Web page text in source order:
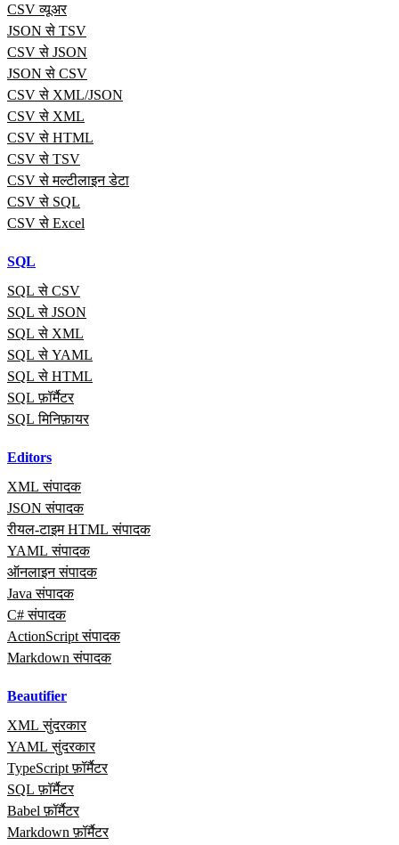
CSV व्यूअर
JSON से TSV
CSV से JSON
JSON से CSV
CSV से XML/JSON
CSV से XML
CSV से HTML
CSV से TSV
CSV से मल्टीलाइन डेटा
CSV से SQL
CSV से Excel
SQL
SQL से CSV
SQL से JSON
SQL से XML
SQL से YAML
SQL से HTML
SQL फ़ॉर्मैटर
SQL मिनिफ़ायर
Editors
XML संपादक
JSON संपादक
रीयल‑टाइम HTML संपादक
YAML संपादक
ऑनलाइन संपादक
Java संपादक
C# संपादक
ActionScript संपादक
Markdown संपादक
Beautifier
XML सुंदरकार
YAML सुंदरकार
TypeScript फ़ॉर्मैटर
SQL फ़ॉर्मैटर
Babel फ़ॉर्मैटर
Markdown फ़ॉर्मैटर